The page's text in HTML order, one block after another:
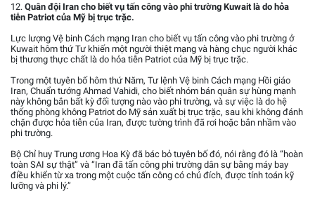
12. Quân đội Iran cho biết vụ tấn công vào phi trường Kuwait là do hỏa
tiễn Patriot của Mỹ bị trục trặc.
Lực lượng Vệ binh Cách mạng Iran cho biết vụ tấn công vào phi trường ở
Kuwait hôm thứ Tư khiến một người thiệt mạng và hàng chục người khác
bị thương thực chất là do hỏa tiễn Patriot của Mỹ bị trục trặc.
Trong một tuyên bố hôm thứ Năm, Tư lệnh Vệ binh Cách mạng Hồi giáo
Iran, Chuẩn tướng Ahmad Vahidi, cho biết nhóm bán quân sự hùng mạnh
này không bắn bất kỳ đối tượng nào vào phi trường, và sự việc là do hệ
thống phòng không Patriot do Mỹ sản xuất bị trục trặc, sau khi không đánh
chặn được hỏa tiễn của Iran, được tường trình đã rơi hoặc bắn nhầm vào
phi trường.
Bộ Chỉ huy Trung ương Hoa Kỳ đã bác bỏ tuyên bố đó, nói rằng đó là “hoàn
toàn SAI sự thật” và “Iran đã tấn công phi trường dân sự bằng máy bay
điều khiển từ xa trong một cuộc tấn công có chủ đích, được tính toán kỹ
lưỡng và phi lý.”